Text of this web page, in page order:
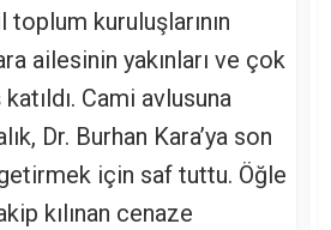
kuruluşlarının
ailesinin yakınları ve çok
Cami avlusuna
Dr. Burhan Kara’ya son
için saf tuttu. Öğle
kılınan cenaze